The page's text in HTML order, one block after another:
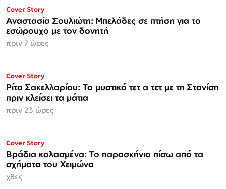
ΜΟΝΟ ΣΤΗΝ
Espresso
Cover Story
Αναστασία Σουλιώτη: Μπελάδες σε πτήση για το
εσώρουχο με τον δονητή
πριν 7 ώρες
ΜΟΝΟ ΣΤΗΝ
Espresso
Cover Story
Ρίτα Σακελλαρίου: Το μυστικό τετ α τετ με τη Στανίση
πριν κλείσει τα μάτια
πριν 23 ώρες
Cover Story
Βράδια κολασμένα: Το παρασκήνιο πίσω από τα
σχήματα του Χειμώνα
χθες